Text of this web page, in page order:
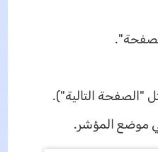
"الصفحة التالية").
موضع المؤشر.